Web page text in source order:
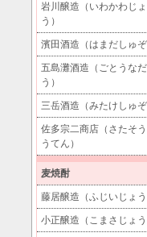
岩川醸造（いわかわじ
う）
濱田酒造（はまだしゅぞ
五島灘酒造（ごとうな
う）
三岳酒造（みたけしゅぞ
佐多宗二商店（さたそ
うてん）
麦焼酎
藤居醸造（ふじいじょう
小正醸造（こまさじょう